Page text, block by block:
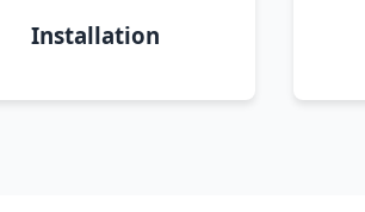
Installation